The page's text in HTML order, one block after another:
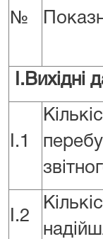
№
I.Вихідні
I.1
I.2